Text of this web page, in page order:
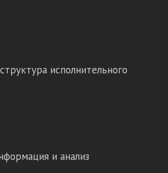
исполнительного
и анализ